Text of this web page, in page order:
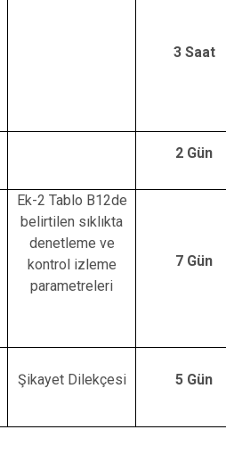
3 Saat
2 Gün
Ek-2 Tablo B12de
belirtilen sıklıkta
denetleme ve
kontrol izleme
parametreleri
7 Gün
Şikayet Dilekçesi 5 Gün